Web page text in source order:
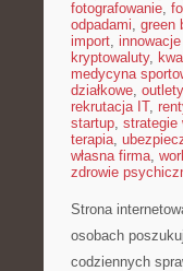
fotografowanie,
odpadami, green
import,
kryptowaluty,
medycyna
działkowe, outlety
rekrutacja IT,
startup, strategie
terapia,
własna firma,
zdrowie
Strona
osobach
codziennych